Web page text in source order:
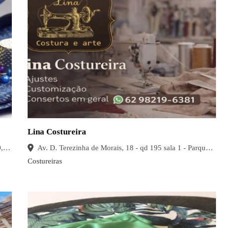
R. T-37, 2825 - apto 1001 a - St. Bueno, Goiânia - GO, 74230-100, Brasil
Lina Costureira
Av. D. Terezinha de Morais, 18 - qd 195 sala 1 - Parque Amazonia, Goiânia - GO, 74835-380
Costureiras